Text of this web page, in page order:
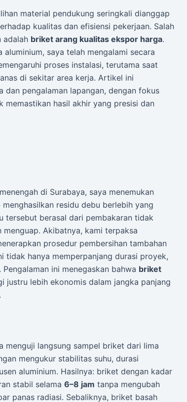
material pendukung seringkali dianggap
kualitas dan efisiensi pekerjaan. Salah
adalah briket arang kualitas ekspor harga.
saya telah mengalami secara
proses instalasi, terutama saat
di sekitar area kerja. Artikel ini
pengalaman lapangan, dengan fokus
hasil akhir yang presisi dan
di Surabaya, saya menemukan
residu debu berlebih yang
tersebut berasal dari pembakaran tidak
Akibatnya, kami terpaksa
prosedur pembersihan tambahan
tidak hanya memperpanjang durasi proyek,
ini menegaskan bahwa briket
justru lebih ekonomis dalam jangka panjang
menguji langsung sampel briket dari lima
mengukur stabilitas suhu, durasi
aluminium. Hasilnya: briket dengan kadar
stabil selama 6–8 jam tanpa mengubah
panas radiasi. Sebaliknya, briket basah